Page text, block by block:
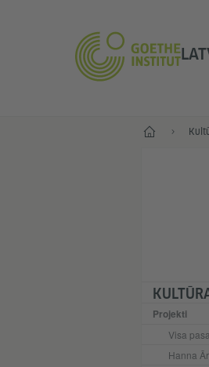
Sākums
Projekti
Visa
Hanna